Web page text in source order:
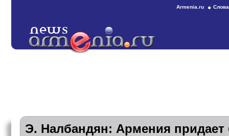
Armenia.ru
Э. Налбандян: Армения